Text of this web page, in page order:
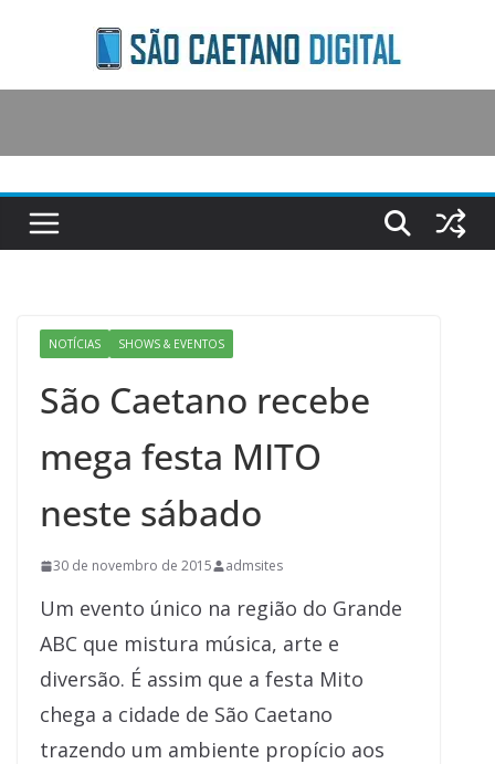
content
NOTÍCIAS SHOWS & EVENTOS
São Caetano recebe
mega festa MITO
neste sábado
30 de novembro de 2015 admsites
Um evento único na região do Grande
ABC que mistura música, arte e
diversão. É assim que a festa Mito
chega a cidade de São Caetano
trazendo um ambiente propício aos